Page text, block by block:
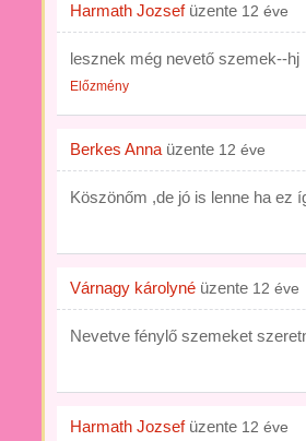
Harmath Jozsefüzente 12 éve
lesznek még nevető szemek--hj
Előzmény
Berkes Anna üzente 12 éve
Köszönőm ,de jó is lenne ha ez
Várnagy károlyné üzente 12 éve
Nevetve fénylő szemeket
Harmath Jozsefüzente 12 éve